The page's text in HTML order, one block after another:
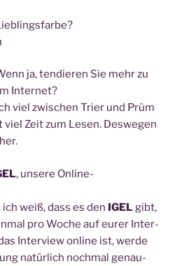
ja, ten­die­ren Sie mehr zu
Internet?
viel zwi­schen Trier und Prüm
viel Zeit zum Lesen. Des­we­gen
, unse­re Online-
ich weiß, dass es den IGEL gibt,
pro Woche auf eurer Inter­
Inter­view online ist, wer­de
natür­lich noch­mal genau­